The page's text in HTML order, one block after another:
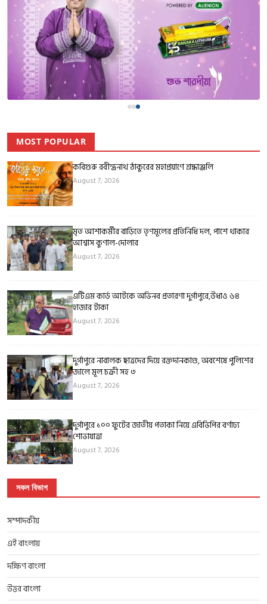
MOST POPULAR
কবিগুরু রবীন্দ্রনাথ ঠাকুরের মহাপ্রয়াণে শ্রদ্ধাঞ্জলি
August 7, 2026
মৃত আশাকর্মীর বাড়িতে তৃণমূলের প্রতিনিধি দল, পাশে থাকার
আশ্বাস কুণাল-দোলার
August 7, 2026
এটিএম কার্ড আটকে অভিনব প্রতারণা দুর্গাপুরে,উধাও ৬৪
হাজার টাকা
August 7, 2026
দুর্গাপুরে নাবালক ছাত্রদের দিয়ে রক্তদানকাণ্ড, অবশেষে পুলিশের
জালে মূল চক্রী সহ ৩
August 7, 2026
দুর্গাপুরে ১০০ ফুটের জাতীয় পতাকা নিয়ে এবিভিপির বর্ণাঢ্য
শোভাযাত্রা
August 7, 2026
সকল বিভাগ
সম্পাদকীয়
এই বাংলায়
দক্ষিণ বাংলা
উত্তর বাংলা